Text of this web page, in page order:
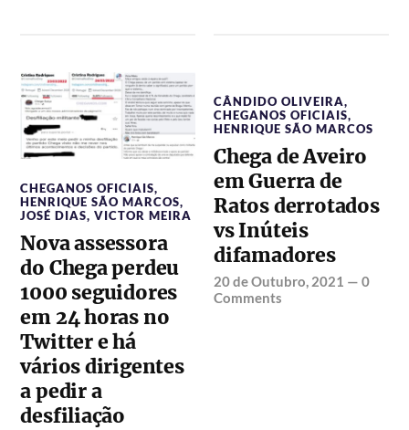
CHEGANOS OFICIAIS,
HENRIQUE SÃO MARCOS,
JOSÉ DIAS,VICTOR MEIRA
Nova assessora
do Chega perdeu
1000 seguidores
em 24 horas no
Twitter e há
vários dirigentes
a pedir a
desfiliação
CÂNDIDO OLIVEIRA,
CHEGANOS OFICIAIS,
HENRIQUE SÃO MARCOS
Chega de Aveiro
em Guerra de
Ratos derrotados
vs Inúteis
difamadores
20 de Outubro, 2021 —0
Comments